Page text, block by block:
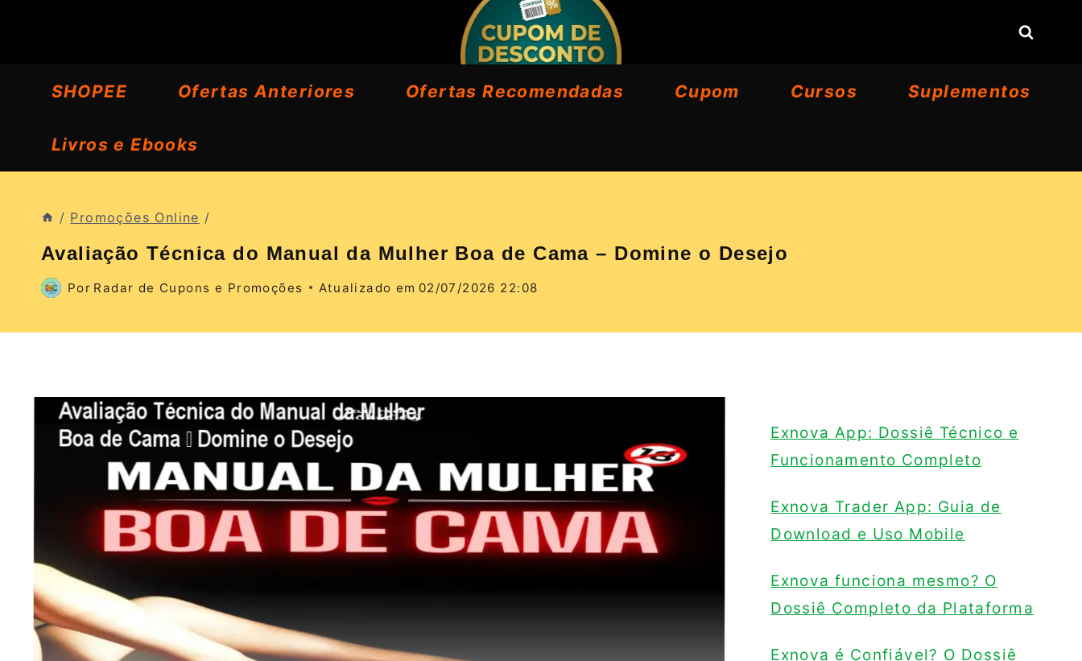
ConteúdoSHOPEE Ofertas Anteriores Ofertas Recomendadas Cupom Cursos Suplementos
Livros e Ebooks
/ Promoções Online /
Avaliação Técnica do Manual da Mulher Boa de Cama – Domine o Desejo
Por Radar de Cupons e Promoções Atualizado em 02/07/2026 22:08
Exnova App: Dossiê Técnico e
Funcionamento Completo
Exnova Trader App: Guia de
Download e Uso Mobile
Exnova funciona mesmo? O
Dossiê Completo da Plataforma
Exnova é Confiável? O Dossiê